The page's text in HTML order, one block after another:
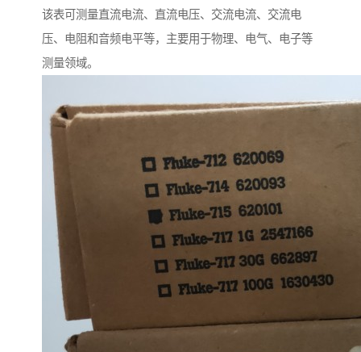
该表可测量直流电流、直流电压、交流电流、交流电
压、电阻和音频电平等，主要用于物理、电气、电子等
测量领域。